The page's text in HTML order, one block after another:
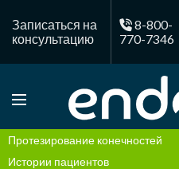
Записаться на
консультацию
8-800-
770-7346
Протезирование конечностей
Истории пациентов